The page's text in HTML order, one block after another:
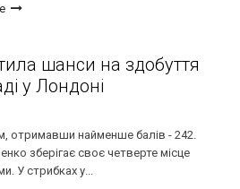
шанси на здобуття
у Лондоні
отримавши найменше балів - 242.
зберігає своє четверте місце
У стрибках у...